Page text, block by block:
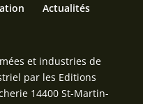
Actualités
et industries de
par les Editions
14400 St-Martin-